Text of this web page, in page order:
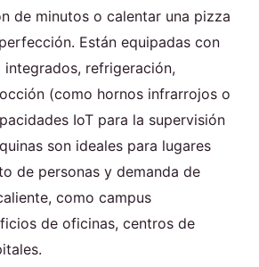
de minutos o calentar una pizza
Están equipadas con
integrados, refrigeración,
(como hornos infrarrojos o
IoT para la supervisión
son ideales para lugares
de personas y demanda de
como campus
de oficinas, centros de